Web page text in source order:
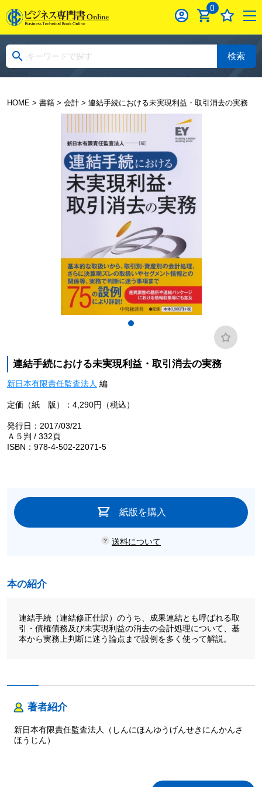
0
検索
HOME> 書籍> 会計> 連結手続における未実現利益・取引消去の実務
連結手続における未実現利益・取引消去の実務
新日本有限責任監査法人 編
定価（紙 版）：4,290円（税込）
発行日：2017/03/21
Ａ５判 / 332頁
ISBN：978-4-502-22071-5
紙版を購入
送料について
本の紹介
連結手続（連結修正仕訳）のうち、成果連結とも呼ばれる取
引・債権債務及び未実現利益の消去の会計処理について、基
本から実務上判断に迷う論点まで設例を多く使って解説。
著者紹介
新日本有限責任監査法人（しんにほんゆうげんせきにんかんさ
ほうじん）